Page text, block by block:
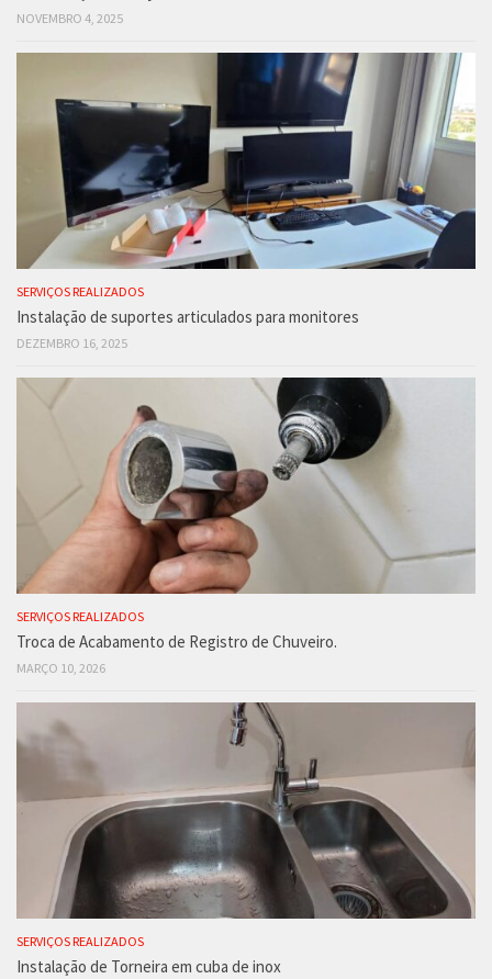
NOVEMBRO 4, 2025
SERVIÇOS REALIZADOS
Instalação de suportes articulados para monitores
DEZEMBRO 16, 2025
SERVIÇOS REALIZADOS
Troca de Acabamento de Registro de Chuveiro.
MARÇO 10, 2026
SERVIÇOS REALIZADOS
Instalação de Torneira em cuba de inox